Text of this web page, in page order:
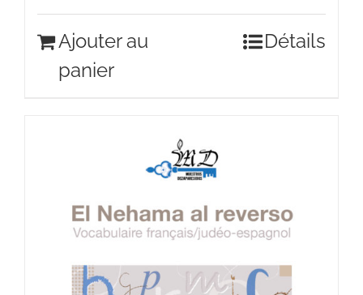
Ajouter au
panier
Détails